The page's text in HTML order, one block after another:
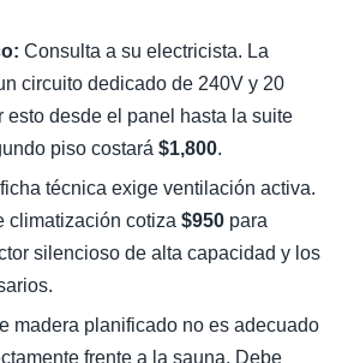
Consulta a su electricista. La
circuito dedicado de 240V y 20
esto desde el panel hasta la suite
piso costará $1,800.
ficha técnica exige ventilación activa.
climatización cotiza $950 para
silencioso de alta capacidad y los
madera planificado no es adecuado
frente a la sauna. Debe